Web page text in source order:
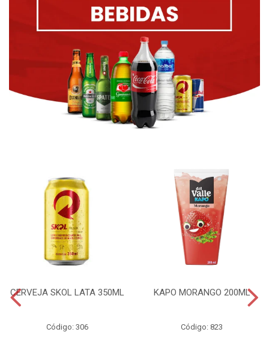
CERVEJA SKOL LATA 350ML
Código: 306
KAPO MORANGO 200ML
Código: 823